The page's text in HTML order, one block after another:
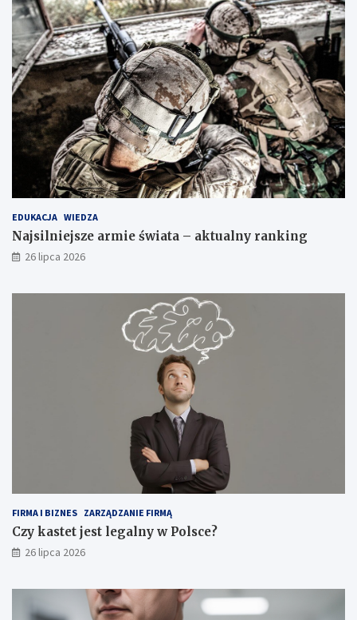
EDUKACJA WIEDZA
Najsilniejsze armie świata – aktualny ranking
26 lipca 2026
FIRMA I BIZNES ZARZĄDZANIE FIRMĄ
Czy kastet jest legalny w Polsce?
26 lipca 2026